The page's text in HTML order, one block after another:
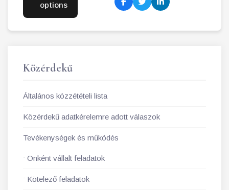
options
Közérdekű
Általános közzétételi lista
Közérdekű adatkérelemre adott válaszok
Tevékenységek és működés
Önként vállalt feladatok
Kötelező feladatok